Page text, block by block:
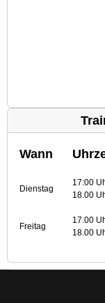
Wann
Dienstag
17:00
18.00
Freitag
17.00
18.00